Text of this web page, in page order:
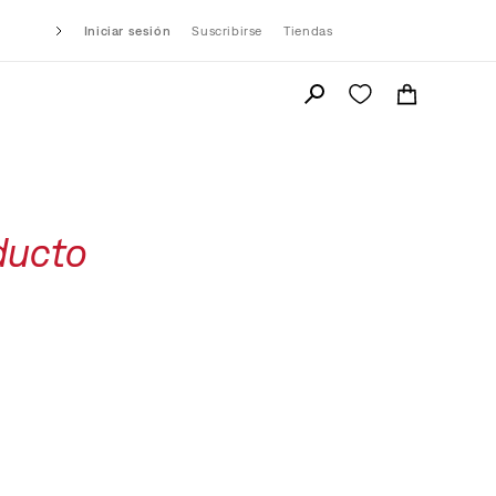
Iniciar sesión Suscribirse Tiendas